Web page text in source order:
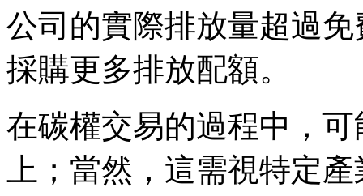
公司的實際排放量超過
採購更多排放配額。
在碳權交易的過程中，
上；當然，這需視特定